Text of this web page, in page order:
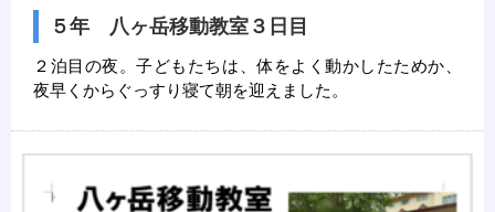
５年 八ヶ岳移動教室３日目
２泊目の夜。子どもたちは、体をよく動かしたためか、
夜早くからぐっすり寝て朝を迎えました。